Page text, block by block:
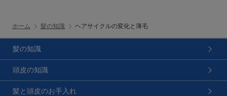
ホーム 髪の知識 ヘアサイクルの変化と薄毛
髪の知識
頭皮の知識
髪と頭皮のお手入れ